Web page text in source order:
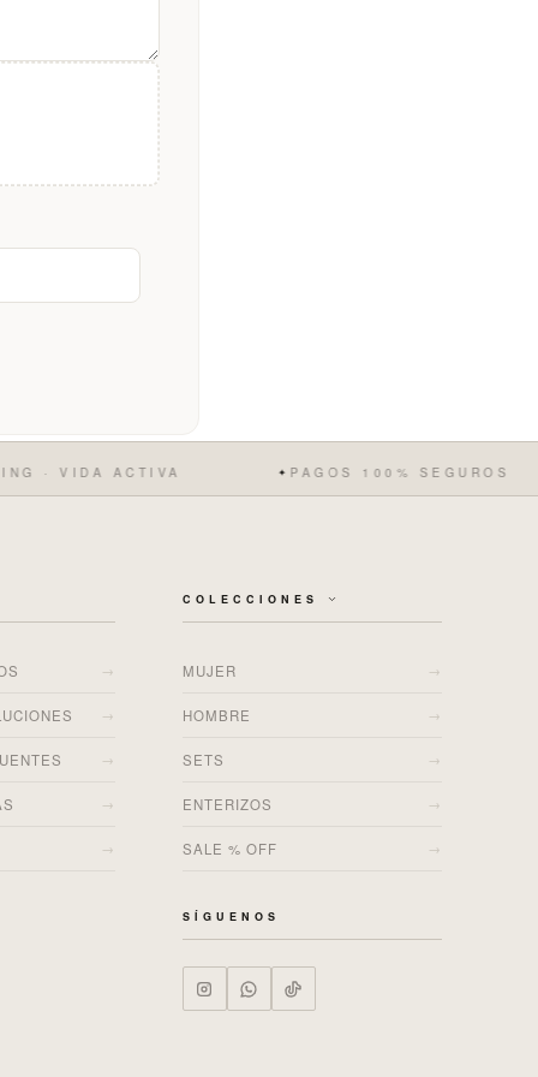
ACTIVA PAGOS 100% SEGUROS
→
→
→
→
→
COLECCIONES
MUJER →
HOMBRE →
SETS →
ENTERIZOS →
SALE % OFF →
SÍGUENOS